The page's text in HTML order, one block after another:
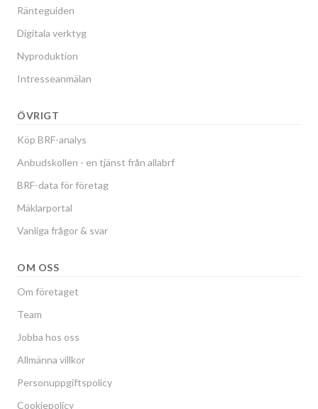
Ränteguiden
Digitala verktyg
Nyproduktion
Intresseanmälan
ÖVRIGT
Köp BRF-analys
Anbudskollen - en tjänst från allabrf
BRF-data för företag
Mäklarportal
Vanliga frågor & svar
OM OSS
Om företaget
Team
Jobba hos oss
Allmänna villkor
Personuppgiftspolicy
Cookiepolicy